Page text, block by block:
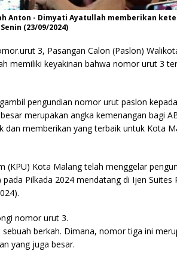
Anton - Dimyati Ayatullah memberikan
(23/09/2024)
3, Pasangan Calon (Paslon)
memiliki keyakinan bahwa nomor urut 3
pengundian nomor urut paslon
merupakan angka kemenangan bagi
memberikan yang terbaik untuk Kota
(KPU) Kota Malang telah menggelar
Pilkada 2024 mendatang di Ijen Suites
nomor urut 3.
berkah. Dimana, nomor tiga ini
yang juga besar.